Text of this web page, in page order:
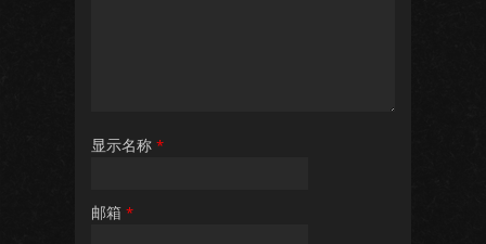
显示名称 *
邮箱 *